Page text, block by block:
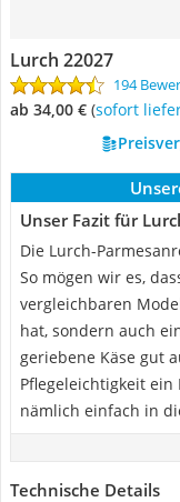
Lurch 22027
194
ab 34,00 € ( Sofort
Unser Fazit für
Die Lurch-
So mögen wir es,
vergleichbaren
hat, sondern auch
geriebene Käse gut
Pflegeleichtigkeit ein
nämlich einfach in
Technische Details